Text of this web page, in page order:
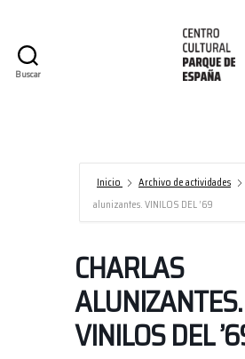
Buscar
Inicio Archivo de actividades
alunizantes. VINILOS DEL ’69
CHARLAS
ALUNIZANTES.
VINILOS DEL